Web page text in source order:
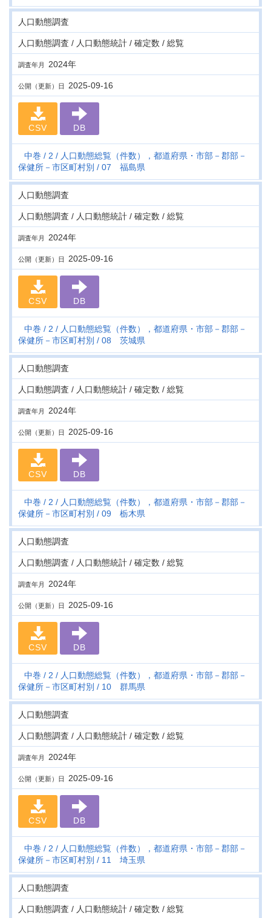
人口動態調査
人口動態調査 / 人口動態統計 / 確定数 / 総覧
調査年月 2024年
公開（更新）日 2025-09-16
CSV DB
中巻 2
人口動態総覧（件数），都道府県・市部－郡部－
保健所－市区町村別
07 福島県
人口動態調査
人口動態調査 / 人口動態統計 / 確定数 / 総覧
調査年月 2024年
公開（更新）日 2025-09-16
CSV DB
中巻 2
人口動態総覧（件数），都道府県・市部－郡部－
保健所－市区町村別
08 茨城県
人口動態調査
人口動態調査 / 人口動態統計 / 確定数 / 総覧
調査年月 2024年
公開（更新）日 2025-09-16
CSV DB
中巻 2
人口動態総覧（件数），都道府県・市部－郡部－
保健所－市区町村別
09 栃木県
人口動態調査
人口動態調査 / 人口動態統計 / 確定数 / 総覧
調査年月 2024年
公開（更新）日 2025-09-16
CSV DB
中巻 2
人口動態総覧（件数），都道府県・市部－郡部－
保健所－市区町村別
10 群馬県
人口動態調査
人口動態調査 / 人口動態統計 / 確定数 / 総覧
調査年月 2024年
公開（更新）日 2025-09-16
CSV DB
中巻 2
人口動態総覧（件数），都道府県・市部－郡部－
保健所－市区町村別
11 埼玉県
人口動態調査
人口動態調査 / 人口動態統計 / 確定数 / 総覧